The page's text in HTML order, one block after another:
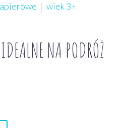
wiek 3+
NA PODRÓŻ